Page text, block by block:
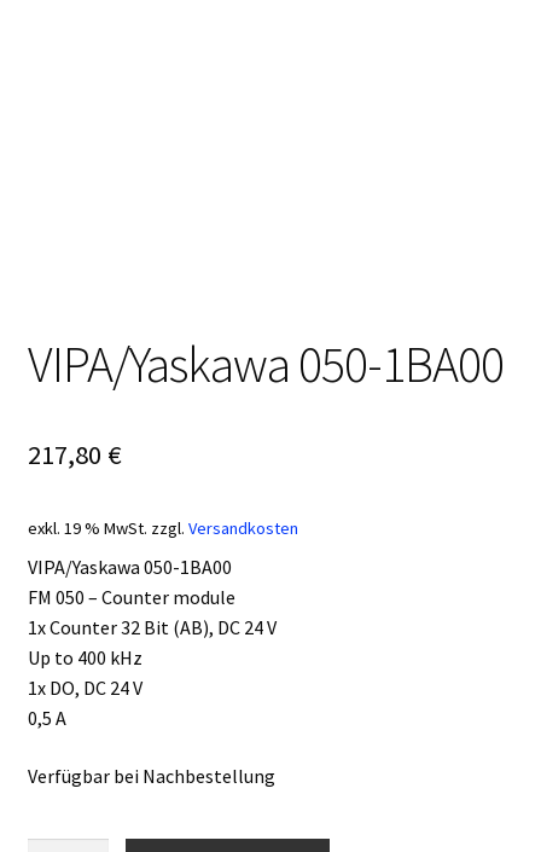
VIPA/Yaskawa 050-1BA00
217,80 €
exkl. 19 % MwSt. zzgl. Versandkosten
VIPA/Yaskawa 050-1BA00
FM 050 – Counter module
1x Counter 32 Bit (AB), DC 24 V
Up to 400 kHz
1x DO, DC 24 V
0,5 A
Verfügbar bei Nachbestellung